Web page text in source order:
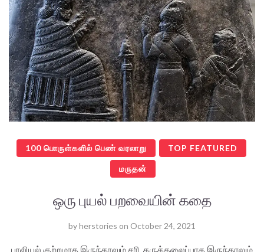
100 பொருள்களில் பெண் வரலாறு TOP FEATURED
மருதன்
ஒரு புயல் பறவையின் கதை
byherstories on October 24, 2021
பாலியல் குற்றமாக இருந்தாலும் சரி, கருக்கலைப்பாக இருந்தாலும்